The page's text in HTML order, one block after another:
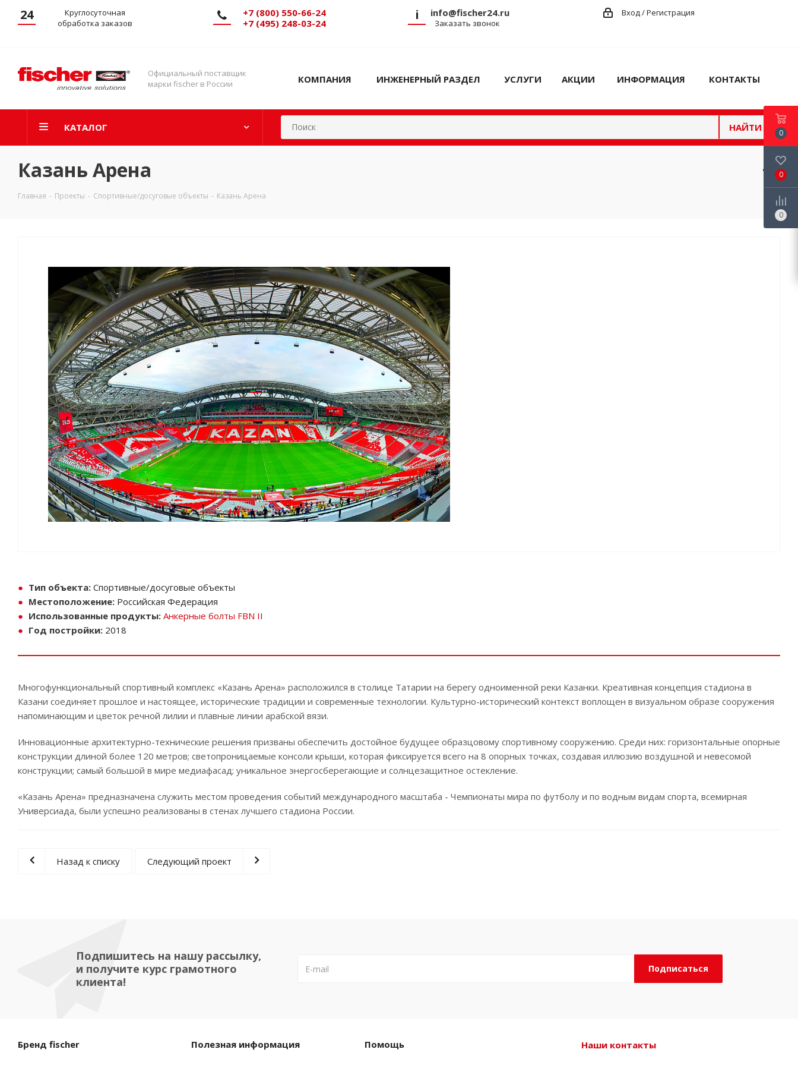
24
Круглосуточная
обработка заказов
+7 (800) 550-66-24
+7 (495) 248-03-24
i info@fischer24.ru
Заказать звонок
Вход / Регистрация
Официальный поставщик
марки fischer в России
КОМПАНИЯ ИНЖЕНЕРНЫЙ РАЗДЕЛ УСЛУГИ АКЦИИ ИНФОРМАЦИЯ КОНТАКТЫ
КАТАЛОГ НАЙТИ
Казань Арена
Главная - Проекты - Спортивные/досуговые объекты - Казань Арена
Тип объекта: Спортивные/досуговые объекты
Местоположение: Российская Федерация
Использованные продукты: Анкерные болты FBN II
Год постройки: 2018
Многофункциональный спортивный комплекс «Казань Арена» расположился в столице Татарии на берегу одноименной реки Казанки. Креативная концепция стадиона в
Казани соединяет прошлое и настоящее, исторические традиции и современные технологии. Культурно-исторический контекст воплощен в визуальном образе сооружения
напоминающим и цветок речной лилии и плавные линии арабской вязи.
Инновационные архитектурно-технические решения призваны обеспечить достойное будущее образцовому спортивному сооружению. Среди них: горизонтальные опорные
конструкции длиной более 120 метров; светопроницаемые консоли крыши, которая фиксируется всего на 8 опорных точках, создавая иллюзию воздушной и невесомой
конструкции; самый большой в мире медиафасад; уникальное энергосберегающие и солнцезащитное остекление.
«Казань Арена» предназначена служить местом проведения событий международного масштаба - Чемпионаты мира по футболу и по водным видам спорта, всемирная
Универсиада, были успешно реализованы в стенах лучшего стадиона России.
Назад к списку Следующий проект
Подпишитесь на нашу рассылку,
и получите курс грамотного
клиента!
Бренд fischer Полезная информация Помощь Наши контакты
0
0
0